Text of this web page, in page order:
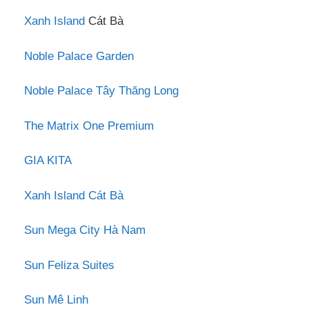
Xanh Island Cát Bà
Noble Palace Garden
Noble Palace Tây Thăng Long
The Matrix One Premium
GIA KITA
Xanh Island Cát Bà
Sun Mega City Hà Nam
Sun Feliza Suites
Sun Mê Linh